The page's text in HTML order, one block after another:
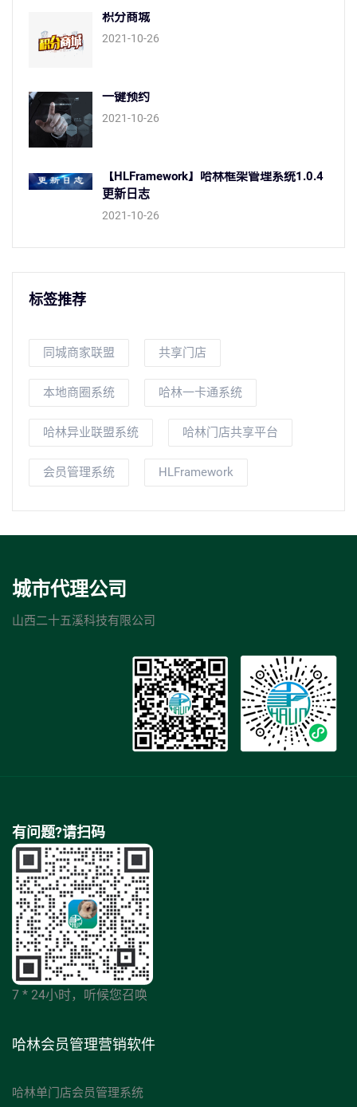
积分商城
2021-10-26
一键预约
2021-10-26
【HLFramework】哈林框架管理系统1.0.4
更新日志
2021-10-26
标签推荐
同城商家联盟 共享门店
本地商圈系统 哈林一卡通系统
哈林异业联盟系统 哈林门店共享平台
会员管理系统 HLFramework
城市代理公司
山西二十五溪科技有限公司
有问题?请扫码
7 * 24小时，听候您召唤
哈林会员管理营销软件
哈林单门店会员管理系统